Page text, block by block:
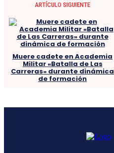
ARTÍCULO SIGUIENTE
Muere cadete en Academia
Militar «Batalla de Las
Carreras» durante dinámica
de formación